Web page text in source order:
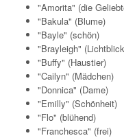
"Amorita" (die
"Bakula" (Blume)
"Bayle" (schön)
"Brayleigh"
"Buffy" (Haustier)
"Cailyn" (Mädchen)
"Donnica" (Dame)
"Emilly" (Schönheit)
"Flo" (blühend)
"Franchesca" (frei)